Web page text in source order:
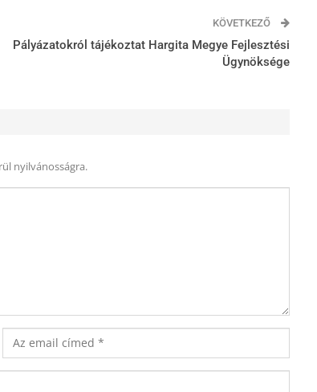
KÖVETKEZŐ
Pályázatokról tájékoztat Hargita Megye Fejlesztési
Ügynöksége
nyilvánosságra.